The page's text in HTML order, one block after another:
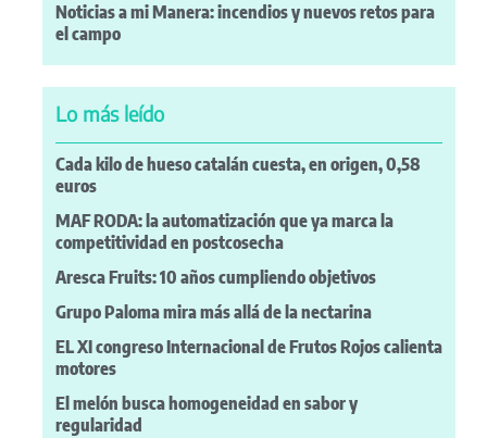
Noticias a mi Manera: incendios y nuevos retos para
el campo
Lo más leído
Cada kilo de hueso catalán cuesta, en origen, 0,58
euros
MAF RODA: la automatización que ya marca la
competitividad en postcosecha
Aresca Fruits: 10 años cumpliendo objetivos
Grupo Paloma mira más allá de la nectarina
EL XI congreso Internacional de Frutos Rojos calienta
motores
El melón busca homogeneidad en sabor y
regularidad